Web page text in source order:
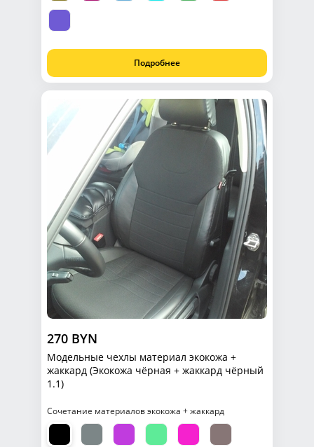
Подробнее
270 BYN
Модельные чехлы материал экокожа +
жаккард (Экокожа чёрная + жаккард чёрный
1.1)
Сочетание материалов экокожа + жаккард